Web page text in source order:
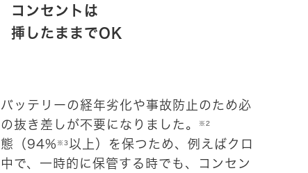
コンセントは
挿したままでOK
ッテリーの経年劣化や事故防止のため必
抜き差しが不要になりました。
※2
（94% ※3以上）を保つため、例えばクロ
で、一時的に保管する時でも、コンセン